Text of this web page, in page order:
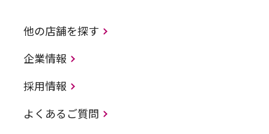
他の店舗を探す
企業情報
採用情報
よくあるご質問